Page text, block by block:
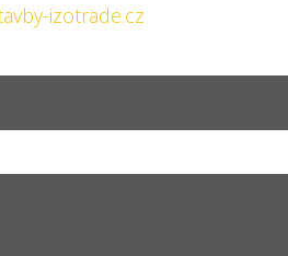
izotrade.cz